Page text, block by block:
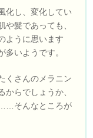
化し、変化してい
や髪であっても、
ように思います
多いようです。
くさんのメラニン
らでしょうか、
そんなところが